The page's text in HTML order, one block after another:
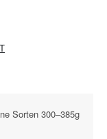
Sorten 300–385g